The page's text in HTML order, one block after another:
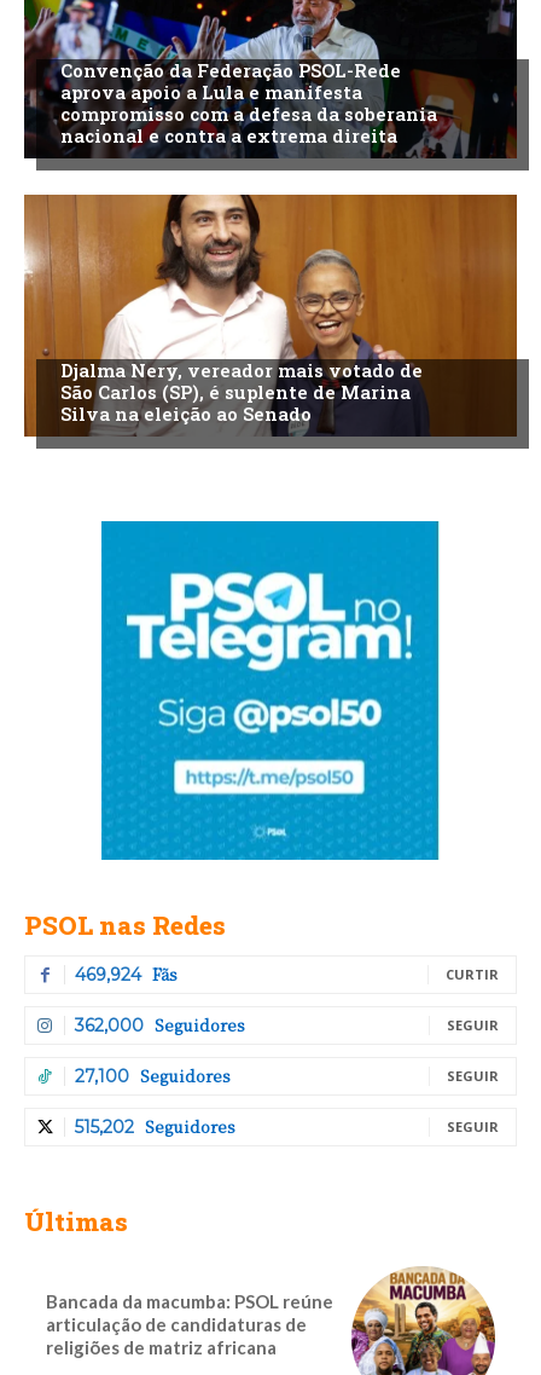
Convenção da Federação PSOL-Rede
aprova apoio a Lula e manifesta
compromisso com a defesa da soberania
nacional e contra a extrema direita
Djalma Nery, vereador mais votado de
São Carlos (SP), é suplente de Marina
Silva na eleição ao Senado
PSOL nas Redes
469,924 Fãs CURTIR
362,000 Seguidores SEGUIR
27,100 Seguidores SEGUIR
515,202 Seguidores SEGUIR
Últimas
Bancada da macumba: PSOL reúne
articulação de candidaturas de
religiões de matriz africana